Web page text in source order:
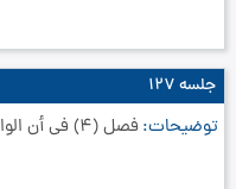
جلسه ۱۲۷
توضیحات فصل (4) في أن الواجب لذاته واجب من جميع جهاته‏